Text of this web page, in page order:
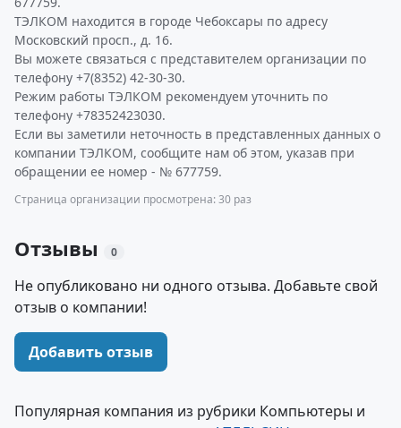
ТЭЛКОМ находится в городе Чебоксары по адресу
Московский просп., д. 16.
Вы можете связаться с представителем организации по
телефону +7(8352) 42-30-30.
Режим работы ТЭЛКОМ рекомендуем уточнить по
телефону +78352423030.
Если вы заметили неточность в представленных данных о
компании ТЭЛКОМ, сообщите нам об этом, указав при
обращении ее номер - № 677759.
Страница организации просмотрена: 30 раз
Отзывы 0
Не опубликовано ни одного отзыва. Добавьте свой
отзыв о компании!
Добавить отзыв
Популярная компания из рубрики Компьютеры и